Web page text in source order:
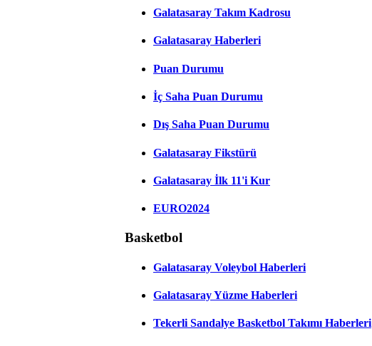
Galatasaray Takım Kadrosu
Galatasaray Haberleri
Puan Durumu
İç Saha Puan Durumu
Dış Saha Puan Durumu
Galatasaray Fikstürü
Galatasaray İlk 11'i Kur
EURO2024
Basketbol
Galatasaray Voleybol Haberleri
Galatasaray Yüzme Haberleri
Tekerli Sandalye Basketbol Takımı Haberleri